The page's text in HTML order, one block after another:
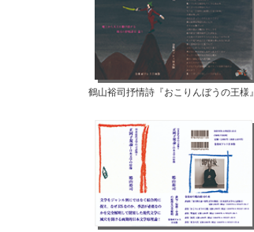
鶴山裕司抒情詩『おこりんぼうの王様』